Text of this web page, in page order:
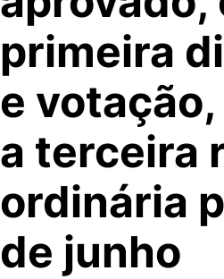
primeira
e
a terceira
ordinária
de junho